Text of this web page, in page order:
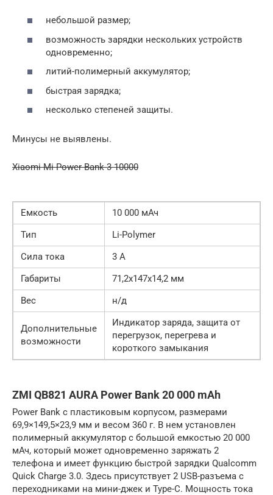
небольшой размер;
возможность зарядки нескольких устройств
одновременно;
литий-полимерный аккумулятор;
быстрая зарядка;
несколько степеней защиты.
Минусы не выявлены.
Xiaomi Mi Power Bank 3 10000
Емкость
10 000 мАч
Тип
Li-Polymer
Сила тока
3 А
Габариты
71,2x147x14,2 мм
Вес
н/д
Дополнительные
возможности
Индикатор заряда, защита от
перегрузок, перегрева и
короткого замыкания
ZMI QB821 AURA Power Bank 20 000 mAh
Power Bank с пластиковым корпусом, размерами
69,9×149,5×23,9 мм и весом 360 г. В нем установлен
полимерный аккумулятор с большой емкостью 20 000
мАч, который может одновременно заряжать 2
телефона и имеет функцию быстрой зарядки Qualcomm
Quick Charge 3.0. Здесь присутствует 2 USB-разъема с
переходниками на мини-джек и Type-C. Мощность тока